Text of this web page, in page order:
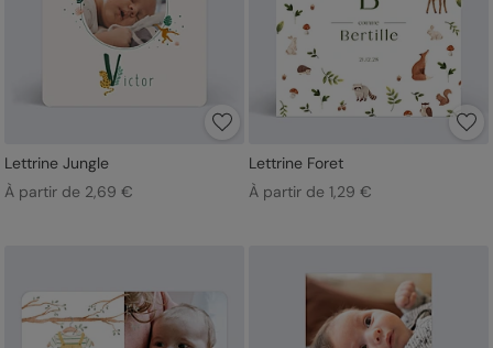
Lettrine Jungle
À partir de 2,69 €
Lettrine Foret
À partir de 1,29 €